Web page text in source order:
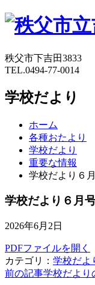
秩父市下吉田3833
TEL.0494-77-0014
学校だより
ホーム
各種おたより
学校だより
重要な情報
学校だより６
学校だより６月
2026年6月2日
PDFファイルを開く
カテゴリ： 学校だよ
前の記事学校だより